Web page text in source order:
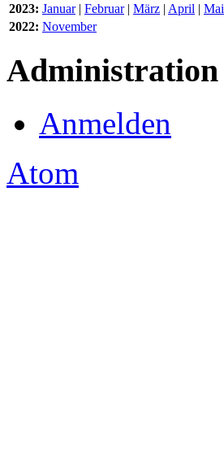
2023: Januar| Februar| März | April | Mai
2022: November
Administration
Anmelden
Atom